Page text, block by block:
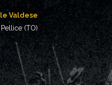
Valdese
(TO)